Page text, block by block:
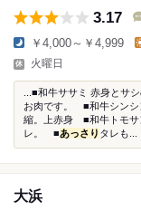
3.17
￥4,000～￥4,999
火曜日
...■和牛ササミ 赤身とサ
お肉です。 ■和牛シンシ
縮。上赤身 ■和牛トモ
レ。 ■あっさり タレも...
大浜